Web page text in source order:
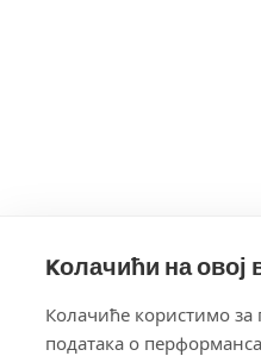
Kолачићи на овој
Колачиће користимо
података о